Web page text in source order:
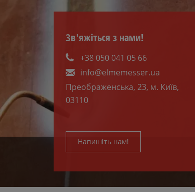
Зв'яжіться з нами!
+38 050 041 05 66
info@elmemesser.ua
Преображенська, 23, м. Київ,
03110
Напишіть нам!